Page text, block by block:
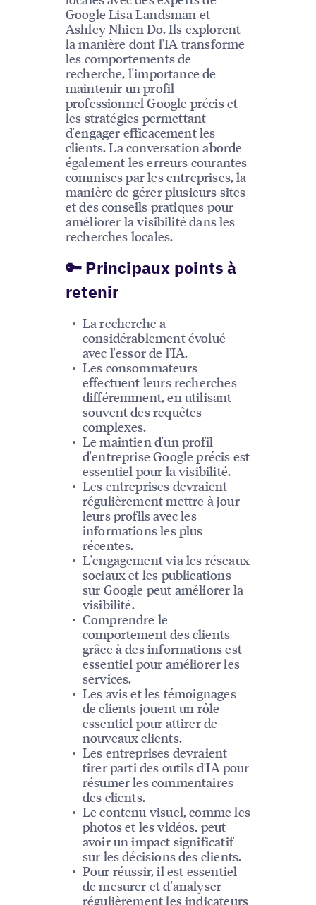
GoogleLisa Landsman et
Ashley Nhien Do. Ils explorent
la manière dont l'IA transforme
les comportements de
recherche, l'importance de
maintenir un profil
professionnel Google précis et
les stratégies permettant
d'engager efficacement les
clients. La conversation aborde
également les erreurs courantes
commises par les entreprises, la
manière de gérer plusieurs sites
et des conseils pratiques pour
améliorer la visibilité dans les
recherches locales.
🔑 Principaux points à
retenir
La recherche a
considérablement évolué
avec l'essor de l'IA.
Les consommateurs
effectuent leurs recherches
différemment, en utilisant
souvent des requêtes
complexes.
Le maintien d'un profil
d'entreprise Google précis est
essentiel pour la visibilité.
Les entreprises devraient
régulièrement mettre à jour
leurs profils avec les
informations les plus
récentes.
L'engagement via les réseaux
sociaux et les publications
sur Google peut améliorer la
visibilité.
Comprendre le
comportement des clients
grâce à des informations est
essentiel pour améliorer les
services.
Les avis et les témoignages
de clients jouent un rôle
essentiel pour attirer de
nouveaux clients.
Les entreprises devraient
tirer parti des outils d'IA pour
résumer les commentaires
des clients.
Le contenu visuel, comme les
photos et les vidéos, peut
avoir un impact significatif
sur les décisions des clients.
Pour réussir, il est essentiel
de mesurer et d'analyser
régulièrement les indicateurs